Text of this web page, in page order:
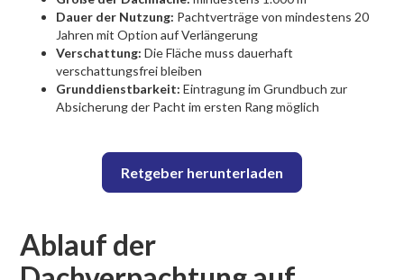
Dauer der Nutzung: Pachtverträge von mindestens 20
Jahren mit Option auf Verlängerung
Verschattung: Die Fläche muss dauerhaft
verschattungsfrei bleiben
Grunddienstbarkeit: Eintragung im Grundbuch zur
Absicherung der Pacht im ersten Rang möglich
Retgeber herunterladen
Ablauf der